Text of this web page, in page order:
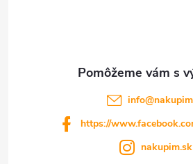
info@
https://
nakupim.sk